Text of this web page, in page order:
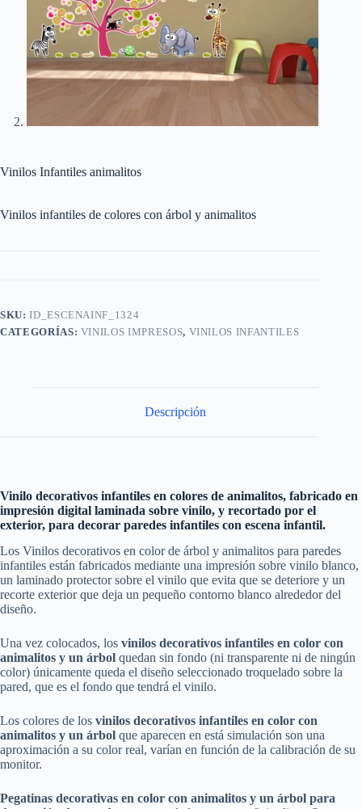
Vinilos Infantiles animalitos
Vinilos infantiles de colores con árbol y animalitos
SKU:ID_ESCENAINF_1324
CATEGORÍAS: VINILOS IMPRESOS, VINILOS INFANTILES
Descripción
Vinilo decorativos infantiles en colores de animalitos, fabricado en
impresión digital laminada sobre vinilo, y recortado por el
exterior, para decorar paredes infantiles con escena infantil.
Los Vinilos decorativos en color de árbol y animalitos para paredes
infantiles están fabricados mediante una impresión sobre vinilo blanco,
un laminado protector sobre el vinilo que evita que se deteriore y un
recorte exterior que deja un pequeño contorno blanco alrededor del
diseño.
Una vez colocados, los vinilos decorativos infantiles en color con
animalitos y un árbol quedan sin fondo (ni transparente ni de ningún
color) únicamente queda el diseño seleccionado troquelado sobre la
pared, que es el fondo que tendrá el vinilo.
Los colores de los vinilos decorativos infantiles en color con
animalitos y un árbol que aparecen en está simulación son una
aproximación a su color real, varían en función de la calibración de su
monitor.
Pegatinas decorativas en color con animalitos y un árbol para